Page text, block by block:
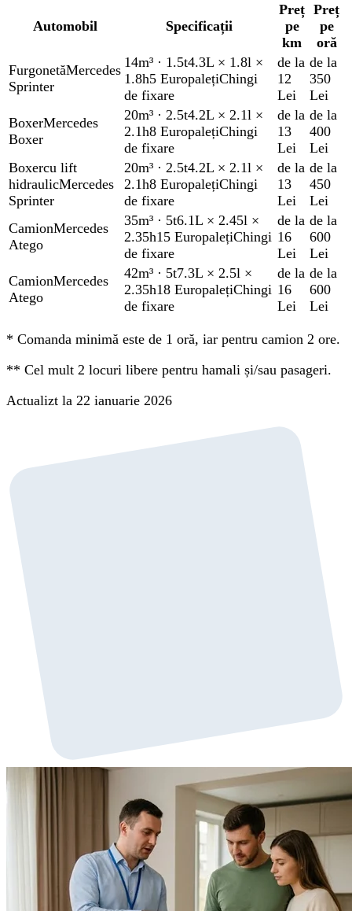
Automobil Specificații
Preț
pe
km
Preț
pe
oră
FurgonetăMercedes
Sprinter
14m³ · 1.5t4.3L × 1.8l ×
1.8h5 EuropalețiChingi
de fixare
de la
12
Lei
de la
350
Lei
BoxerMercedes
Boxer
20m³ · 2.5t4.2L × 2.1l ×
2.1h8 EuropalețiChingi
de fixare
de la
13
Lei
de la
400
Lei
Boxercu lift
hidraulicMercedes
Sprinter
20m³ · 2.5t4.2L × 2.1l ×
2.1h8 EuropalețiChingi
de fixare
de la
13
Lei
de la
450
Lei
CamionMercedes
Atego
35m³ · 5t6.1L × 2.45l ×
2.35h15 EuropalețiChingi
de fixare
de la
16
Lei
de la
600
Lei
CamionMercedes
Atego
42m³ · 5t7.3L × 2.5l ×
2.35h18 EuropalețiChingi
de fixare
de la
16
Lei
de la
600
Lei
* Comanda minimă este de 1 oră, iar pentru camion 2 ore.
** Cel mult 2 locuri libere pentru hamali și/sau pasageri.
Actualizt la 22 ianuarie 2026